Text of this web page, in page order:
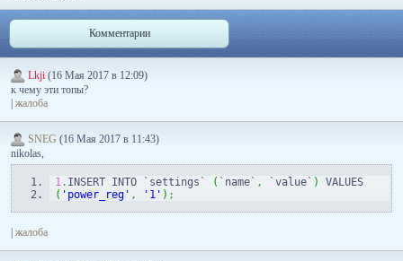
Комментарии
Lkji (16 Мая 2017 в 12:09)
к чему эти топы?
жалоба
SNEG (16 Мая 2017 в 11:43)
nikolas,
1. INSERT INTO `settings` ( `name` , `value` )
VALUES
( 'power_reg' , '1' ) ;
жалоба